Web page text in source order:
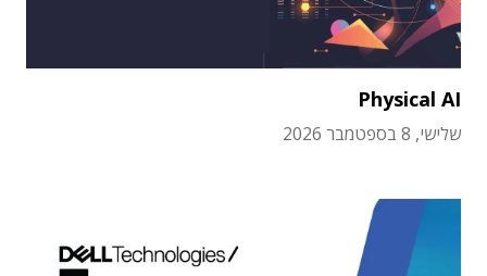
Physical AI
שלישי, 8 בספטמבר 2026